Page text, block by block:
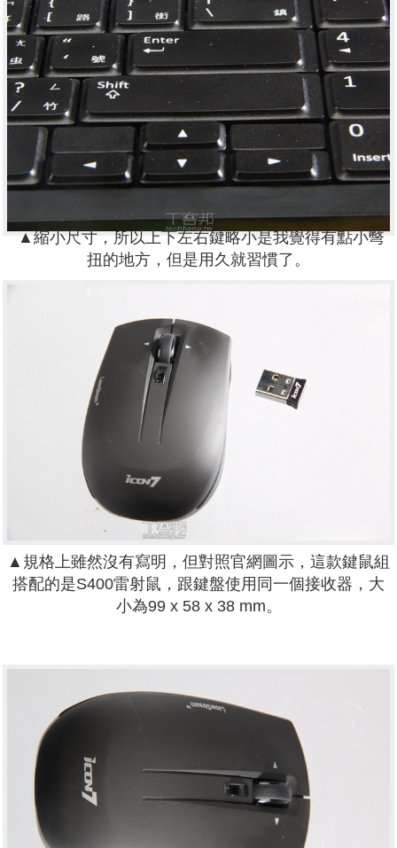
▲縮小尺寸，所以上下左右鍵略小是我覺得有點小彆
扭的地方，但是用久就習慣了。
▲規格上雖然沒有寫明，但對照官網圖示，這款鍵鼠組
搭配的是S400雷射鼠，跟鍵盤使用同一個接收器，大
小為99 x 58 x 38 mm。